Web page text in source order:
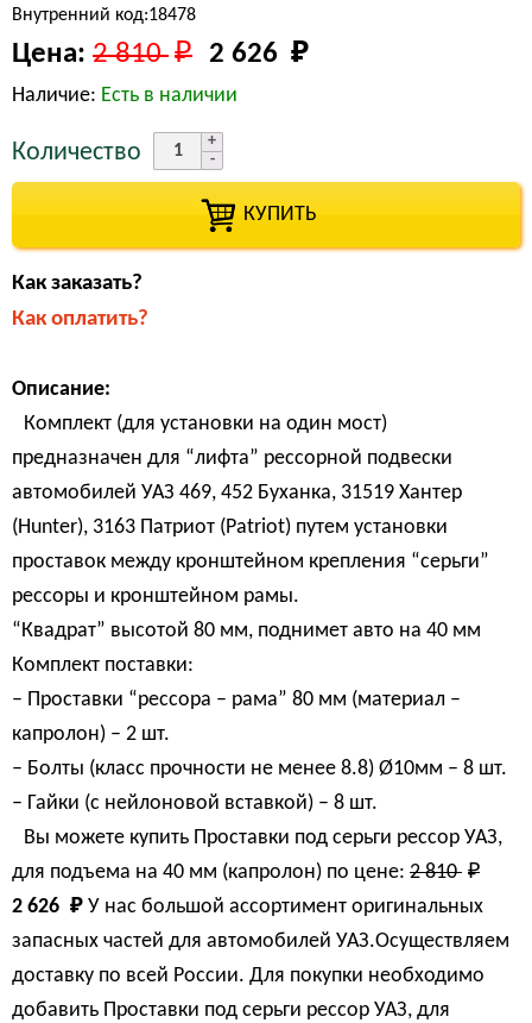
Внутренний код:18478
Цена: 2 810 ₽ 2 626 ₽
Наличие: Есть в наличии
Количество
КУПИТЬ
Как заказать?
Как оплатить?
Описание:
Комплект (для установки на один мост)
предназначен для “лифта” рессорной подвески
автомобилей УАЗ 469, 452 Буханка, 31519 Хантер
(Hunter), 3163 Патриот (Patriot) путем установки
проставок между кронштейном крепления “серьги”
рессоры и кронштейном рамы.
“Квадрат” высотой 80 мм, поднимет авто на 40 мм
Комплект поставки:
– Проставки “рессора – рама” 80 мм (материал –
капролон) – 2 шт.
– Болты (класс прочности не менее 8.8) Ø10мм – 8 шт.
– Гайки (с нейлоновой вставкой) – 8 шт.
Вы можете купить Проставки под серьги рессор УАЗ,
для подъема на 40 мм (капролон) по цене: 2 810 ₽
2 626 ₽ У нас большой ассортимент оригинальных
запасных частей для автомобилей УАЗ.Осуществляем
доставку по всей России. Для покупки необходимо
добавить Проставки под серьги рессор УАЗ, для